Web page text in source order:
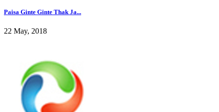
Paisa Ginte Ginte Thak Ja...
22 May, 2018